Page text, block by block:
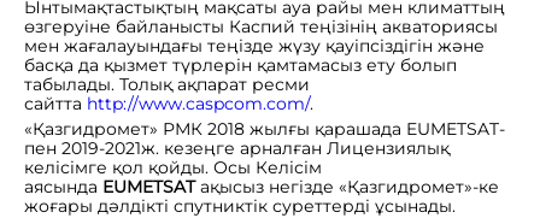
Ынтымақтастықтың мақсаты ауа райы мен климаттың
өзгеруіне байланысты Каспий теңізінің акваториясы
мен жағалауындағы теңізде жүзу қауіпсіздігін және
басқа да қызмет түрлерін қамтамасыз ету болып
табылады. Толық ақпарат ресми
сайтта http://www.caspcom.com/.
«Қазгидромет» РМК 2018 жылғы қарашада EUMETSAT-
пен 2019-2021ж. кезеңге арналған Лицензиялық
келісімге қол қойды. Осы Келісім
аясында EUMETSATақысыз негізде «Қазгидромет»-ке
жоғары дәлдікті спутниктік суреттерді ұсынады.